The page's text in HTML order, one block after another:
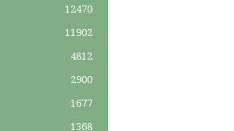
12470
11902
4812
2900
1677
1368